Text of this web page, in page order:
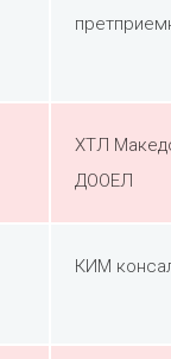
ХТЛ
ДООЕЛ
КИМ